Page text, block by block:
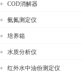
COD消解器
氨氮测定仪
培养箱
水质分析仪
红外水中油份测定仪